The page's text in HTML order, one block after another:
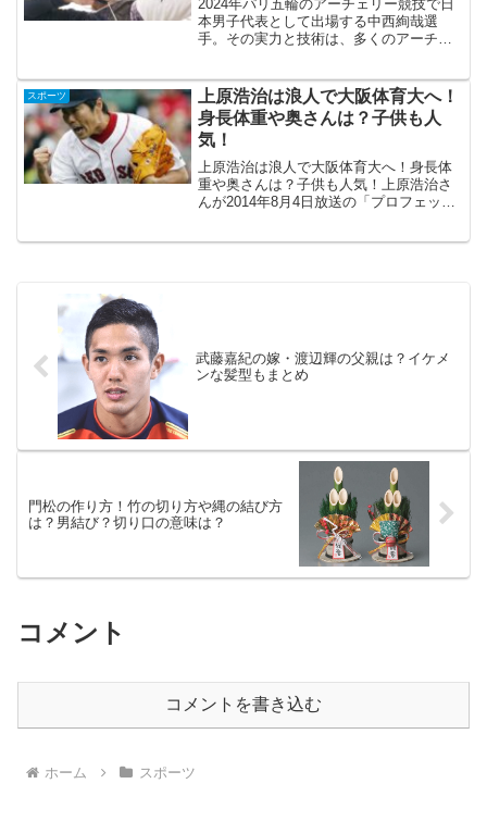
2024年パリ五輪のアーチェリー競技で日
本男子代表として出場する中西絢哉選
手。その実力と技術は、多くのアーチェ
本男子代表の中西絢也選手はどのように
して生まれたのか、出身...
スポーツ
上原浩治は浪人で大阪体育大へ！
身長体重や奥さんは？子供も人
気！
上原浩治は浪人で大阪体育大へ！身長体
重や奥さんは？子供も人気！上原浩治さ
んが2014年8月4日放送の「プロフェッシ
武藤嘉紀の嫁・渡辺輝の父親は？イケメ
ンな髪型もまとめ
門松の作り方！竹の切り方や縄の結び方
は？男結び？切り口の意味は？
コメント
コメントを書き込む
ホーム スポーツ